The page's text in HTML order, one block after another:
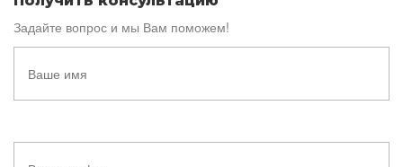
Задайте вопрос и мы Вам поможем!